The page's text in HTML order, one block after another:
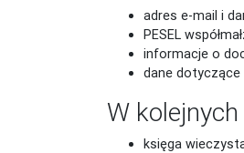
adres e-mail i
PESEL
informacje o
dane
W
księga